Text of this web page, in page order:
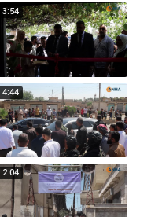
3:54
4:44
2:04